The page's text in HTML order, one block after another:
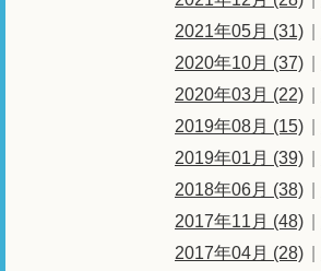
2021年05月 (31)
2020年10月 (37)
2020年03月 (22)
2019年08月 (15)
2019年01月 (39)
2018年06月 (38)
2017年11月 (48)
2017年04月 (28)